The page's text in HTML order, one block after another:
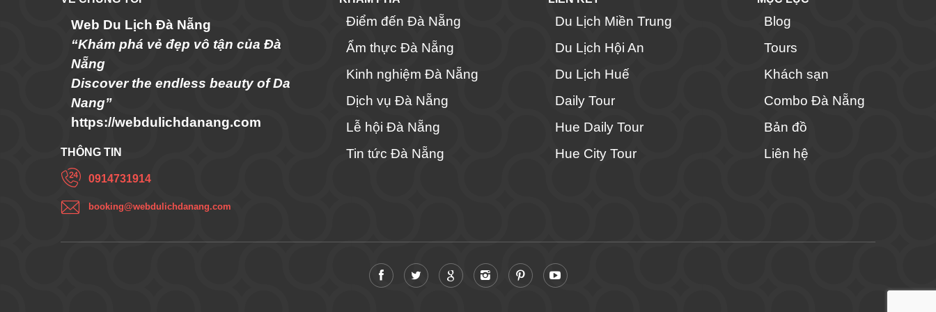
Web Du Lịch Đà Nẵng
“Khám phá vẻ đẹp vô tận của Đà
Nẵng
Discover the endless beauty of Da
Nang”
https://webdulichdanang.com
THÔNG TIN
0914731914
booking@webdulichdanang.com
Điểm đến Đà Nẵng
Ẩm thực Đà Nẵng
Kinh nghiệm Đà Nẵng
Dịch vụ Đà Nẵng
Lễ hội Đà Nẵng
Tin tức Đà Nẵng
Du Lịch Miền Trung
Du Lịch Hội An
Du Lịch Huế
Daily Tour
Hue Daily Tour
Hue City Tour
Blog
Tours
Khách sạn
Combo Đà Nẵng
Bản đồ
Liên hệ